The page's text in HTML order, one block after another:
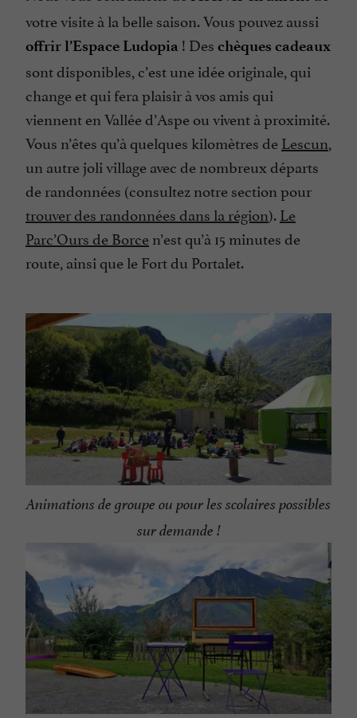
votre visite à la belle saison. Vous pouvez aussi
offrir l’Espace Ludopia ! Des chèques cadeaux
sont disponibles, c’est une idée originale, qui
change et qui fera plaisir à vos amis qui
viennent en Vallée d’Aspe ou vivent à proximité.
Vous n’êtes qu’à quelques kilomètres deLescun,
un autre joli village avec de nombreux départs
de randonnées (consultez notre section pour
trouver des randonnées dans la région).Le
Parc’Ours de Borcen’est qu’à 15 minutes de
route, ainsi que le Fort du Portalet.
Animations de groupe ou pour les scolaires possibles
sur demande !